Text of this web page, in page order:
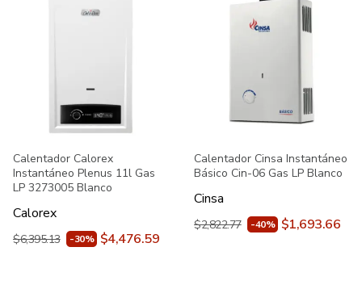
Calentador Calorex
Instantáneo Plenus 11l Gas
LP 3273005 Blanco
Calorex
$6,395.13 -30% $4,476.59
Calentador Cinsa Instantáneo
Básico Cin-06 Gas LP Blanco
Cinsa
$2,822.77 -40% $1,693.66